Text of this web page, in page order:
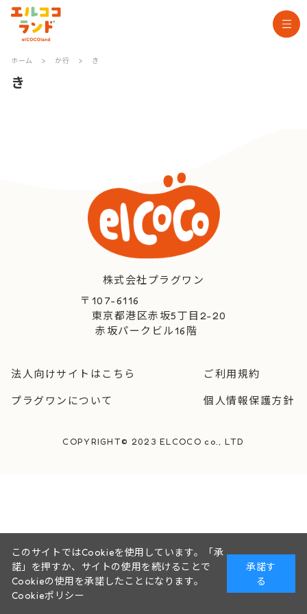
ホーム > か行 > き
き
株式会社プラグワン
〒107-6116
東京都港区赤坂5丁目2-20
赤坂パークビル16階
法人向けサイトはこちら ご利用規約
プラグワンについて 個人情報保護方針
COPYRIGHT© 2023 ELCOCO co., LTD
このサイトではCookieを使用しています。「承
諾」を押すか、サイトの使用を続けることで
Cookieの使用を承諾したことになります。
Cookieポリシー
承諾す
る